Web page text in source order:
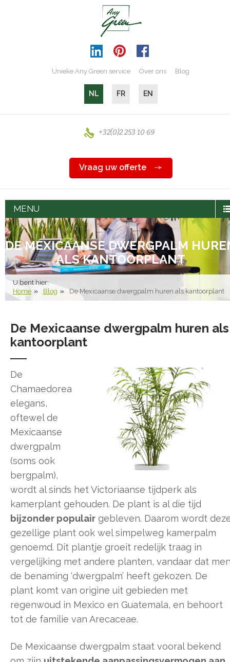
Unieke Any Green service Over ons Blog
NL FR EN
+32(0)2 253 10 69
Vraag uw offerte
MENU
DE MEXICAANSE DWERGPALM
ALS KANTOORPLANT
U bent hier:
Home Blog De Mexicaanse dwergpalm huren als kantoorplant
De Mexicaanse dwergpalm huren als
kantoorplant
De
Chamaedorea
elegans,
oftewel de
Mexicaanse
dwergpalm
(soms ook
bergpalm),
wordt al sinds het Victoriaanse tijdperk als
kamerplant gehouden. De plant is al die tijd
bijzonder populair gebleven. Daarom wordt
gezellige plant ook wel simpelweg kamerpalm
genoemd. Dit plantje groeit redelijk traag in
vergelijking met andere planten, vandaar dat
de benaming ‘dwergpalm’ heeft gekozen. De
plant komt van origine uit gebieden met
regenwoud in Mexico en Guatemala, en behoort
tot de familie van Arecaceae.
De Mexicaanse dwergpalm staat vooral bekend